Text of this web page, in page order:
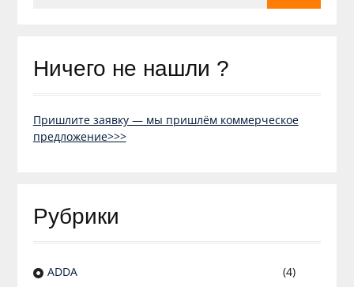
Ничего не нашли ?
Пришлите заявку — мы пришлём коммерческое
предложение>>>
Рубрики
ADDA
(4)